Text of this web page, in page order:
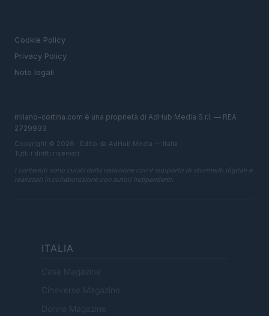
Cookie Policy
Privacy Policy
Note legali
milano-cortina.com è una proprietà di AdHub Media S.r.l. — REA
2729933
Copyright © 2026 · Edito da AdHub Media — Italia
Tutti i diritti riservati
I contenuti sono curati dalla redazione con il supporto di strumenti digitali e
realizzati in collaborazione con autori indipendenti.
ITALIA
Casa Magazine
Cineverse Magazine
Donne Magazine